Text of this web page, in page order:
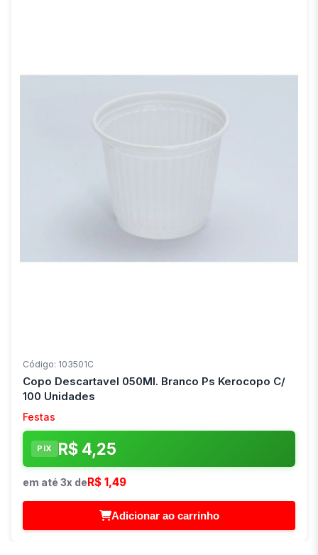
Código: 103501C
Copo Descartavel 050Ml. Branco Ps Kerocopo C/
100 Unidades
Festas
PIX R$ 4,25
em até 3x deR$ 1,49
Adicionar ao carrinho